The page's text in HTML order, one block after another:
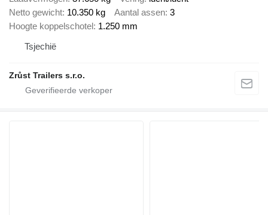
Netto gewicht 10.350 kg Aantal assen 3
Hoogte koppelschotel 1.250 mm
Tsjechië
Zrůst Trailers s.r.o.